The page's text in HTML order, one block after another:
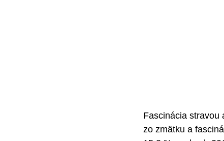
Fascinácia stravou
zo zmätku a